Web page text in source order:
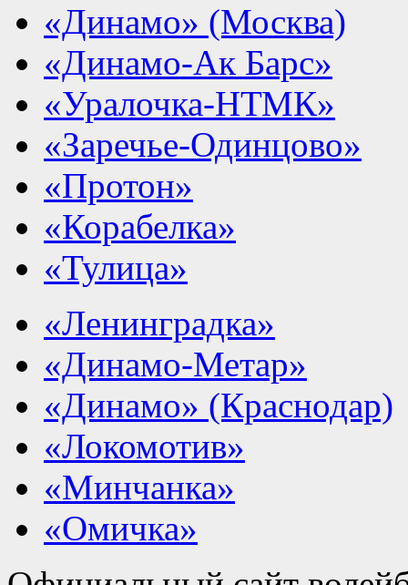
«Динамо» (Москва)
«Динамо-Ак Барс»
«Уралочка-НТМК»
«Заречье-Одинцово»
«Протон»
«Корабелка»
«Тулица»
«Ленинградка»
«Динамо-Метар»
«Динамо» (Краснодар)
«Локомотив»
«Минчанка»
«Омичка»